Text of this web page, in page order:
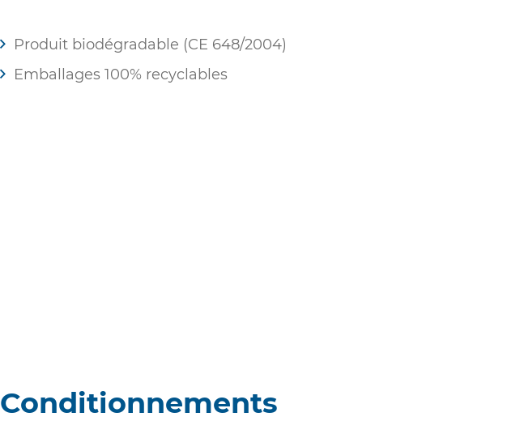
Produit biodégradable (CE 648/2004)
Emballages 100% recyclables
Conditionnements